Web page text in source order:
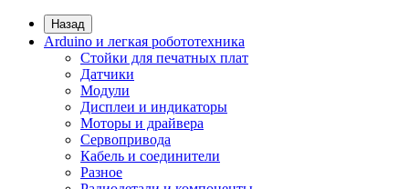
Назад
Arduino и легкая робототехника
Стойки для печатных плат
Датчики
Модули
Дисплеи и индикаторы
Моторы и драйвера
Сервопривода
Кабель и соединители
Разное